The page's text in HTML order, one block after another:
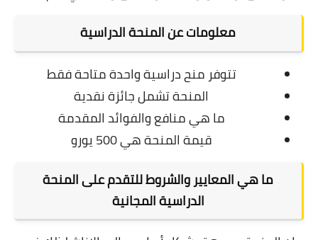
معلومات عن المنحة الدراسية
تتوفر منح دراسية واحدة متاحة فقط
المنحة تشمل جائزة نقدية
ما هي منافع والفوائد المقدمة
قيمة المنحة هي 500 يورو
ما هي المعايير والشروط للتقدم على المنحة
الدراسية المجانية